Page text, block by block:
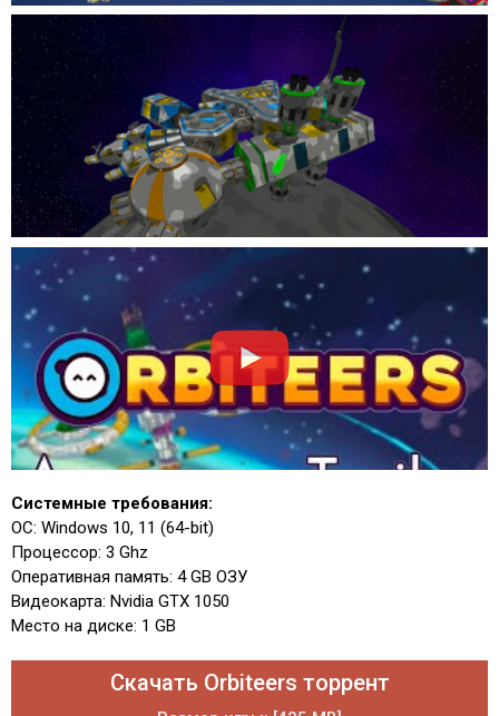
Системные требования:
ОС: Windows 10, 11 (64-bit)
Процессор: 3 Ghz
Оперативная память: 4 GB ОЗУ
Видеокарта: Nvidia GTX 1050
Место на диске: 1 GB
Скачать Orbiteers торрент